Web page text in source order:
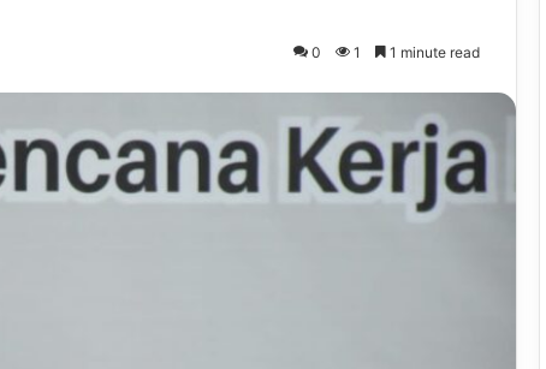
0 1 1 minute read